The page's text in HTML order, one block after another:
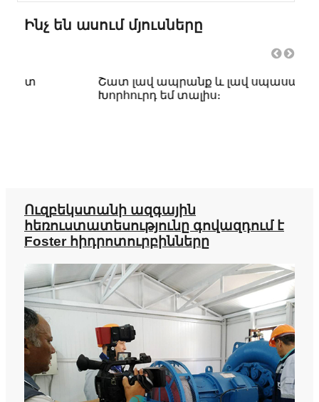
Ինչ են ասում մյուսները
Շատ լավ ապրանք և լավ սպասարկում!!!
Խորհուրդ եմ տալիս։
Ուզբեկստանի ազգային
հեռուստատեսությունը գովազդում է
Foster հիդրոտուրբինները